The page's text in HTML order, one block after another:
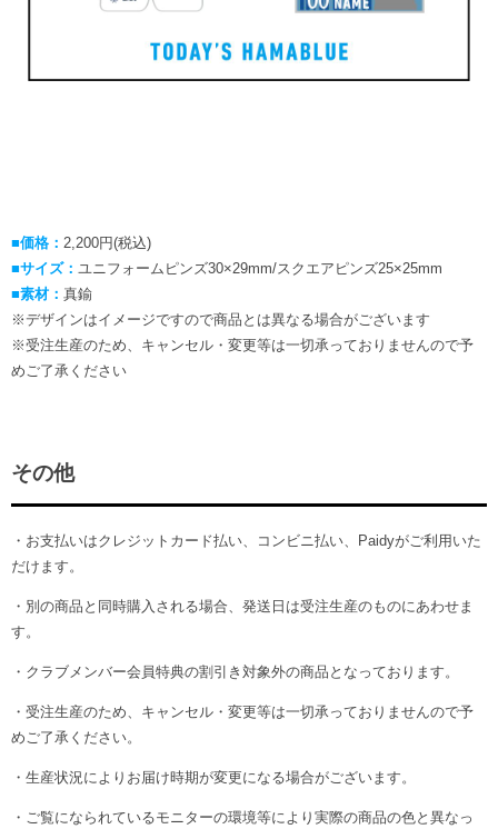
■価格： 2,200円(税込)
■サイズ： ユニフォームピンズ30×29mm/スクエアピンズ25×25mm
■素材： 真鍮
※デザインはイメージですので商品とは異なる場合がございます
※受注生産のため、キャンセル・変更等は一切承っておりませんので予
めご了承ください
その他
・お支払いはクレジットカード払い、コンビニ払い、Paidyがご利用いた
だけます。
・別の商品と同時購入される場合、発送日は受注生産のものにあわせま
す。
・クラブメンバー会員特典の割引き対象外の商品となっております。
・受注生産のため、キャンセル・変更等は一切承っておりませんので予
めご了承ください。
・生産状況によりお届け時期が変更になる場合がございます。
・ご覧になられているモニターの環境等により実際の商品の色と異なっ